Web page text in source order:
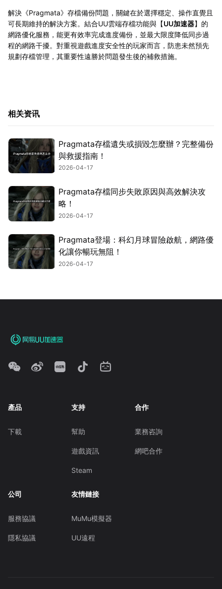
解決《Pragmata》存檔備份問題，關鍵在於選擇穩定、操作直覺且
可長期維持的解決方案。結合UU雲端存檔功能與【UU加速器】的
網路優化服務，能更有效率完成進度備份，並最大限度降低同步過
程的網路干擾。對重視遊戲進度安全性的玩家而言，防患未然預先
規劃存檔管理，其重要性遠勝於問題發生後的補救措施。
相关资讯
Pragmata存檔遺失或損毀怎麼辦？完整備份
與救援指南！
2026-04-17
Pragmata存檔同步失敗原因與高效解決攻
略！
2026-04-17
Pragmata登場：科幻月球冒險啟航，網路優
化讓你暢玩無阻！
2026-04-17
產品
下載
支持
幫助
遊戲資訊
Steam
合作
業務咨詢
網吧合作
公司
服務協議
隱私協議
友情鏈接
MuMu模擬器
UU遠程